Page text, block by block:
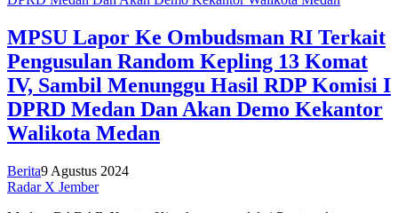
MPSU Lapor Ke Ombudsman RI Terkait
Pengusulan Random Kepling 13 Komat
IV, Sambil Menunggu Hasil RDP Komisi I
DPRD Medan Dan Akan Demo Kekantor
Walikota Medan
Berita9 Agustus 2024
Radar X Jember